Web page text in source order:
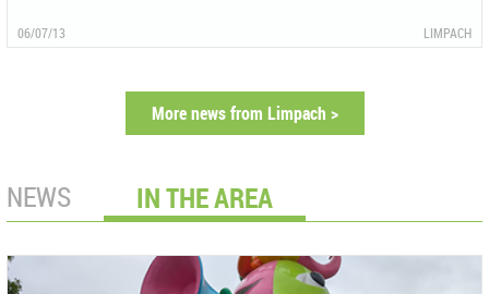
06/07/13 LIMPACH
More news from Limpach >
NEWS IN THE AREA